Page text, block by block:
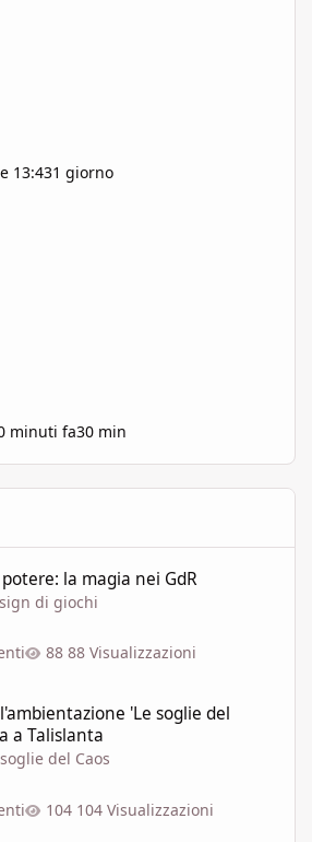
13:431 giorno
minuti fa30 min
la magia nei GdR
di giochi
88 Visualizzazioni
'Le soglie del
a Talislanta
del Caos
104 Visualizzazioni